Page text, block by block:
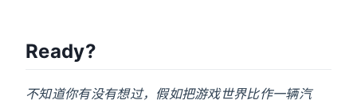
Ready?
不知道你有没有想过，假如把游戏世界比作一辆汽